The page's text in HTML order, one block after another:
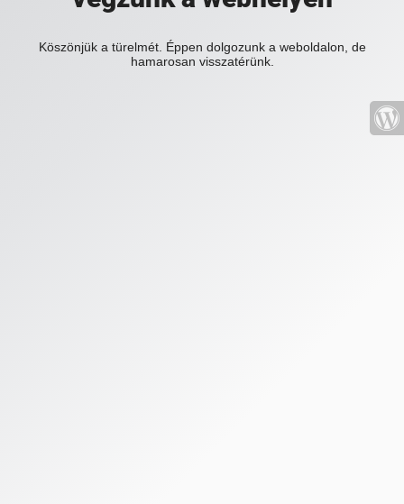
Köszönjük a türelmét. Éppen dolgozunk a weboldalon, de
hamarosan visszatérünk.